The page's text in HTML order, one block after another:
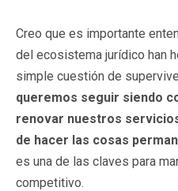
Creo que es importante
del ecosistema jurídico han
simple cuestión de
queremos seguir siendo
renovar nuestros
de hacer las cosas
es una de las claves para
competitivo.